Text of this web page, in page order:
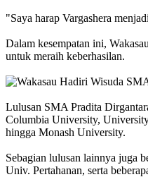
"Saya harap Vargashera
Dalam kesempatan ini,
untuk meraih keberhasilan.
Lulusan SMA Pradita
Columbia University,
hingga Monash University.
Sebagian lulusan lainnya juga
Univ. Pertahanan, serta